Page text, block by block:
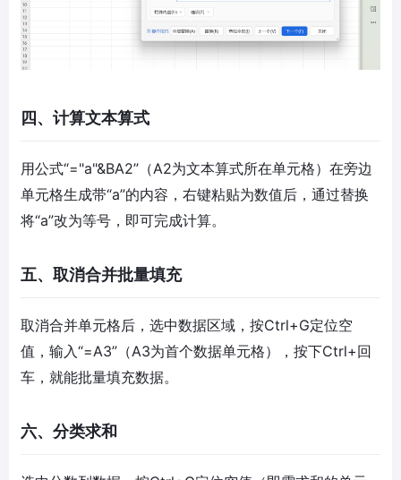
四、计算文本算式
用公式“="a"&BA2”（A2为文本算式所在单元格）在旁边
单元格生成带“a”的内容，右键粘贴为数值后，通过替换
将“a”改为等号，即可完成计算。
五、取消合并批量填充
取消合并单元格后，选中数据区域，按Ctrl+G定位空
值，输入“=A3”（A3为首个数据单元格），按下Ctrl+回
车，就能批量填充数据。
六、分类求和